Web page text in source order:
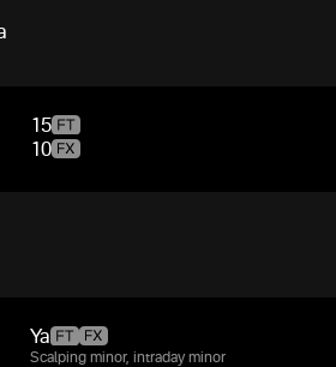
15
10
Ya
Scalping minor, intraday minor